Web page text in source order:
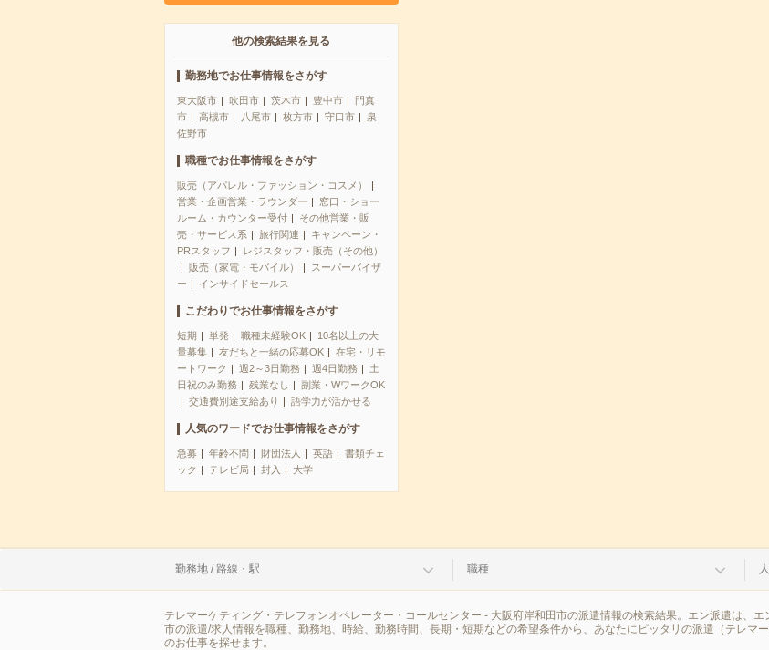
他の検索結果を見る
勤務地でお仕事情報をさがす
東大阪市 吹田市 茨木市 豊中市
門真
市
高槻市 八尾市 枚方市 守口市
泉
佐野市
職種でお仕事情報をさがす
販売（アパレル・ファッション・コスメ）
営業・企画営業・ラウンダー
窓口・ショー
ルーム・カウンター受付
その他営業・販
売・サービス系
旅行関連
キャンペーン・
PRスタッフ
レジスタッフ・販売（その他）
販売（家電・モバイル）
スーパーバイザ
ー
インサイドセールス
こだわりでお仕事情報をさがす
短期 単発 職種未経験OK
10名以上の大
量募集
友だちと一緒の応募OK
在宅・リモ
ートワーク
週2～3日勤務 週4日勤務
土
日祝のみ勤務
残業なし
副業・WワークOK
交通費別途支給あり
語学力が活かせる
人気のワードでお仕事情報をさがす
急募 年齢不問 財団法人 英語
書類チェ
ック
テレビ局 封入 大学
勤務地 / 路線・駅 職種
テレマーケティング・テレフォンオペレーター・コールセンター - 大阪府岸和田市の派遣情報の検索結果。エン派遣は、
市の派遣/求人情報を職種、勤務地、時給、勤務時間、長期・短期などの希望条件から、あなたにピッタリの派遣（テレマ
のお仕事を探せます。